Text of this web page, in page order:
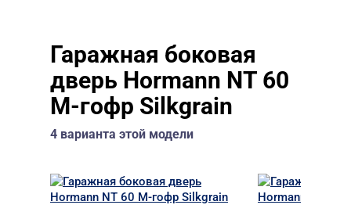
Гаражная боковая
дверь Hormann NT 60
M-гофр Silkgrain
4 варианта этой модели